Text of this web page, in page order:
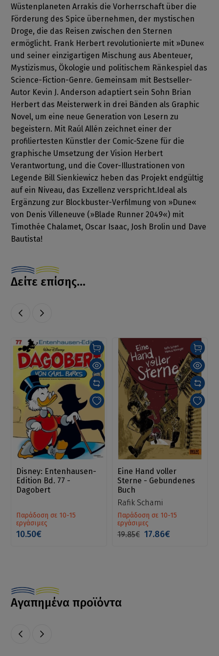
Wüstenplaneten Arrakis die Vorherrschaft über die
Förderung des Spice übernehmen, der mystischen
Droge, die das Reisen zwischen den Sternen
ermöglicht. Frank Herbert revolutionierte mit »Dune«
und seiner einzigartigen Mischung aus Abenteuer,
Mystizismus, Ökologie und politischem Ränkespiel das
Science-Fiction-Genre. Gemeinsam mit Bestseller-
Autor Kevin J. Anderson adaptiert sein Sohn Brian
Herbert das Meisterwerk in drei Bänden als Graphic
Novel, um eine neue Generation von Lesern zu
begeistern. Mit Raúl Allén zeichnet einer der
profiliertesten Künstler der Comic-Szene für die
graphische Umsetzung der Vision Herbert
Verantwortung, und die Cover-Illustrationen von
Legende Bill Sienkiewicz heben das Projekt endgültig
auf ein Niveau, das Exzellenz verspricht.Ideal als
Ergänzung zur Blockbuster-Verfilmung von »Dune«
von Denis Villeneuve (»Blade Runner 2049«) mit
Timothée Chalamet, Oscar Isaac, Josh Brolin und Dave
Bautista!
Δείτε επίσης...
Disney: Entenhausen-
Edition Bd. 77 -
Dagobert
Παράδοση σε 10-15
εργάσιμες
10.50€
Eine Hand voller
Sterne - Gebundenes
Buch
Rafik Schami
Παράδοση σε 10-15
εργάσιμες
19.85€ 17.86€
Αγαπημένα προϊόντα